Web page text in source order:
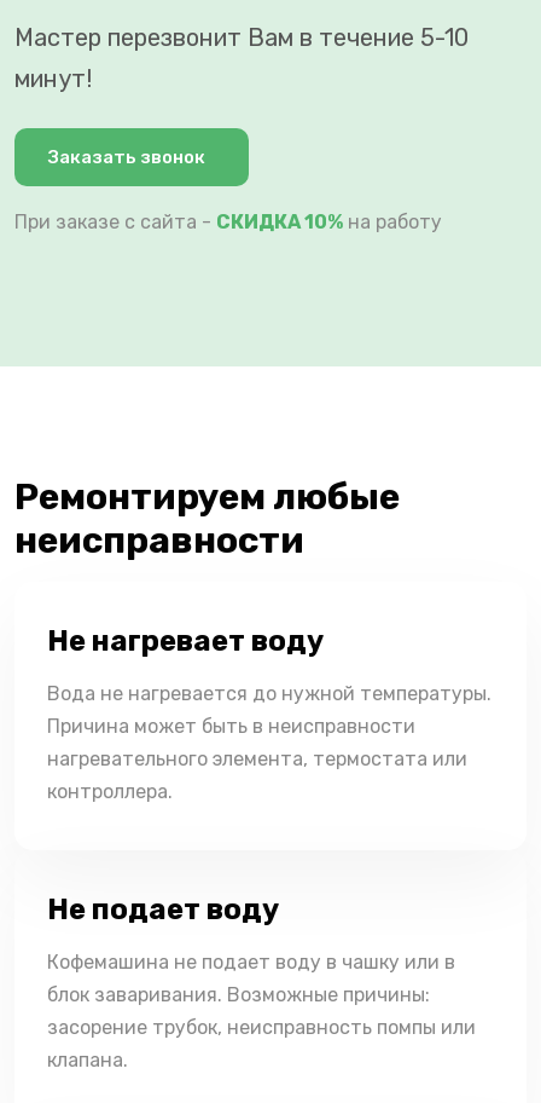
Мастер перезвонит Вам в течение 5-10
минут!
Заказать звонок
При заказе с сайта - СКИДКА 10% на работу
Ремонтируем любые
неисправности
Не нагревает воду
Вода не нагревается до нужной температуры.
Причина может быть в неисправности
нагревательного элемента, термостата или
контроллера.
Не подает воду
Кофемашина не подает воду в чашку или в
блок заваривания. Возможные причины:
засорение трубок, неисправность помпы или
клапана.